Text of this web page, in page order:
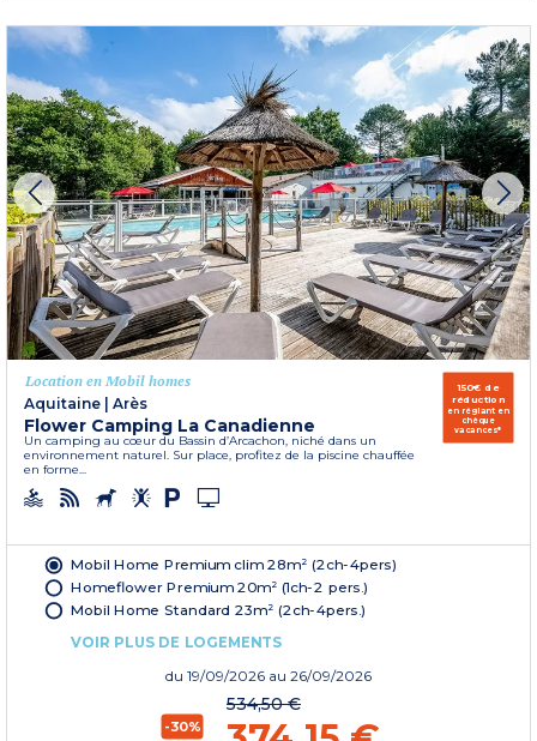
Location en Mobil homes
Aquitaine
Arès
Flower Camping La Canadienne
Un camping au cœur du Bassin d’Arcachon, niché dans un
environnement naturel. Sur place, profitez de la piscine chauffée
en forme...
150€ de
réduction
en réglant en
chèque
vacances*
Mobil Home Premium clim 28m² (2ch-4pers)
Homeflower Premium 20m² (1ch-2 pers.)
Mobil Home Standard 23m² (2ch-4pers.)
VOIR PLUS DE LOGEMENTS
du 19/09/2026 au 26/09/2026
-30%
534,50 €